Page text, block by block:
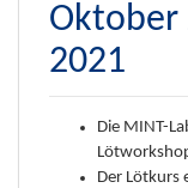
Oktober
2021
Die MINT-
Der Lötkurs